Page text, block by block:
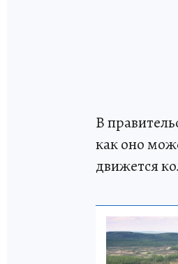
В
как оно
движется